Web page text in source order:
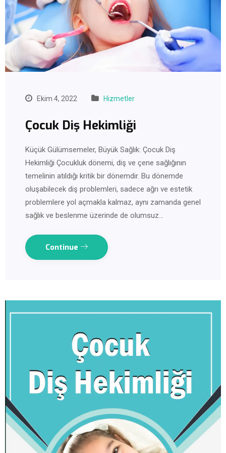
Ekim 4, 2022 Hizmetler
Çocuk Diş Hekimliği
Küçük Gülümsemeler, Büyük Sağlık: Çocuk Diş
Hekimliği Çocukluk dönemi, diş ve çene sağlığının
temelinin atıldığı kritik bir dönemdir. Bu dönemde
oluşabilecek diş problemleri, sadece ağrı ve estetik
problemlere yol açmakla kalmaz, aynı zamanda genel
sağlık ve beslenme üzerinde de olumsuz…
Continue